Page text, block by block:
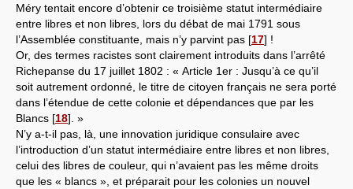
Méry tentait encore d’obtenir ce troisième statut intermédiaire
entre libres et non libres, lors du débat de mai 1791 sous
l’Assemblée constituante, mais n’y parvint pas [17] !
Or, des termes racistes sont clairement introduits dans l’arrêté
Richepanse du 17 juillet 1802 : « Article 1er : Jusqu’à ce qu’il
soit autrement ordonné, le titre de citoyen français ne sera porté
dans l’étendue de cette colonie et dépendances que par les
Blancs [18] . »
N’y a-t-il pas, là, une innovation juridique consulaire avec
l’introduction d’un statut intermédiaire entre libres et non libres,
celui des libres de couleur, qui n’avaient pas les même droits
que les « blancs », et préparait pour les colonies un nouvel